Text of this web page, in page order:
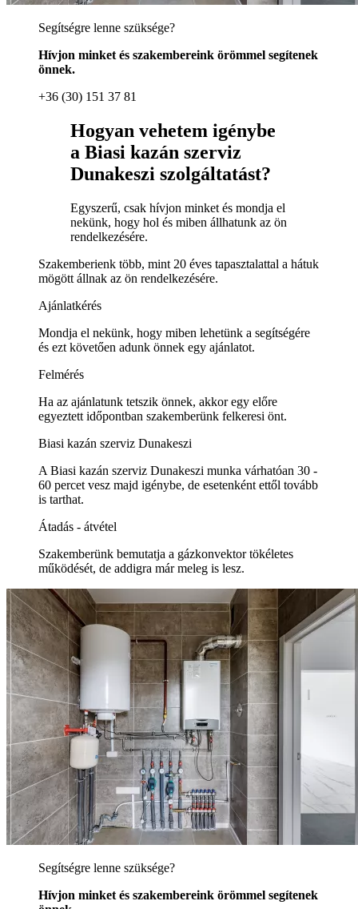
Segítségre lenne szüksége?
Hívjon minket és szakembereink örömmel segítenek
önnek.
+36 (30) 151 37 81
Hogyan vehetem igénybe
a Biasi kazán szerviz
Dunakeszi szolgáltatást?
Egyszerű, csak hívjon minket és mondja el
nekünk, hogy hol és miben állhatunk az ön
rendelkezésére.
Szakemberienk több, mint 20 éves tapasztalattal a hátuk
mögött állnak az ön rendelkezésére.
Ajánlatkérés
Mondja el nekünk, hogy miben lehetünk a segítségére
és ezt követően adunk önnek egy ajánlatot.
Felmérés
Ha az ajánlatunk tetszik önnek, akkor egy előre
egyeztett időpontban szakemberünk felkeresi önt.
Biasi kazán szerviz Dunakeszi
A Biasi kazán szerviz Dunakeszi munka várhatóan 30 -
60 percet vesz majd igénybe, de esetenként ettől tovább
is tarthat.
Átadás - átvétel
Szakemberünk bemutatja a gázkonvektor tökéletes
működését, de addigra már meleg is lesz.
Segítségre lenne szüksége?
Hívjon minket és szakembereink örömmel segítenek